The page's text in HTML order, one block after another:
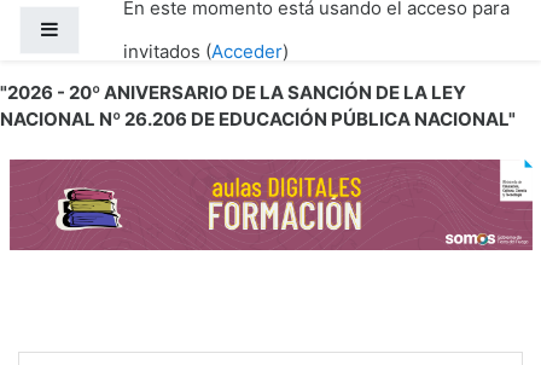
Salta al contenido principal
"2026 - 20º ANIVERSARIO DE LA SANCIÓN DE LA LEY
NACIONAL Nº 26.206 DE EDUCACIÓN PÚBLICA NACIONAL"
En este momento está usando el acceso para
invitados (Acceder)